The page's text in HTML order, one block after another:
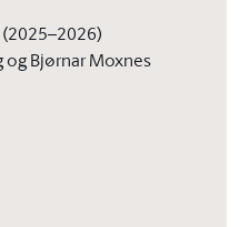
og Bjørnar Moxnes